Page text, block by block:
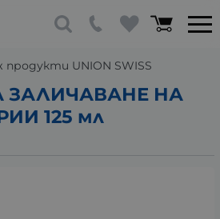
UNION SWISS
ЗАЛИЧАВАНЕ НА
125 мл